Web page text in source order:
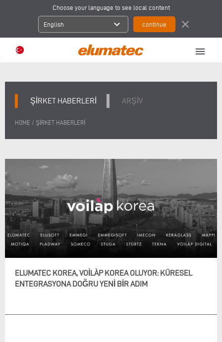
Choose your language to see local content
English expand_more close
menu
ŞIRKET HABERLERI ARŞİV
HOME / ŞIRKET HABERLERI
ELUMATEC KOREA, VOILÀP KOREA OLUYOR: KÜRESEL
ENTEGRASYONA DOĞRU YENI BIR ADIM